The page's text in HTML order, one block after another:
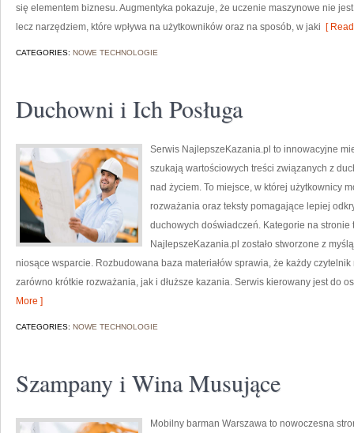
się elementem biznesu. Augmentyka pokazuje, że uczenie maszynowe nie
lecz narzędziem, które wpływa na użytkowników oraz na sposób, w jaki [
CATEGORIES: NOWE TECHNOLOGIE
Duchowni i Ich Posługa
Serwis NajlepszeKazania.pl to innowacyjne
szukają wartościowych treści związanych z
nad życiem. To miejsce, w której użytkownicy
rozważania oraz teksty pomagające lepiej
duchowych doświadczeń. Kategorie na stronie
NajlepszeKazania.pl zostało stworzone z
niosące wsparcie. Rozbudowana baza materiałów sprawia, że każdy
zarówno krótkie rozważania, jak i dłuższe kazania. Serwis kierowany jest do
More ]
CATEGORIES: NOWE TECHNOLOGIE
Szampany i Wina Musujące
Mobilny barman Warszawa to nowoczesna